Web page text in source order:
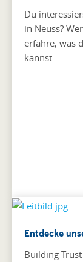
Du
in Neuss?
erfahre, was
kannst.
Entdecke
Building